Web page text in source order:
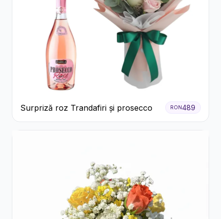
Surpriză roz Trandafiri și prosecco RON 489